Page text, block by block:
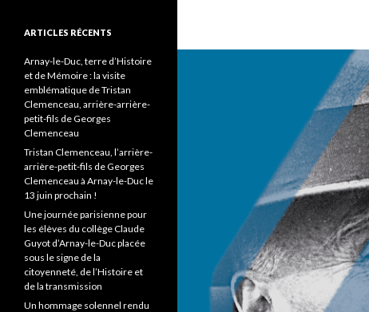
ARTICLES RÉCENTS
Arnay-le-Duc, terre d’Histoire
et de Mémoire : la visite
emblématique de Tristan
Clemenceau, arrière-arrière-
petit-fils de Georges
Clemenceau
Tristan Clemenceau, l’arrière-
arrière-petit-fils de Georges
Clemenceau à Arnay-le-Duc le
13 juin prochain !
Une journée parisienne pour
les élèves du collège Claude
Guyot d’Arnay-le-Duc placée
sous le signe de la
citoyenneté, de l’Histoire et
de la transmission
Un hommage solennel rendu